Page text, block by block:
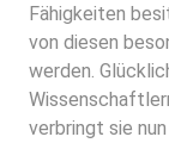
Fähigkeiten
von diesen
werden.
verbringt sie